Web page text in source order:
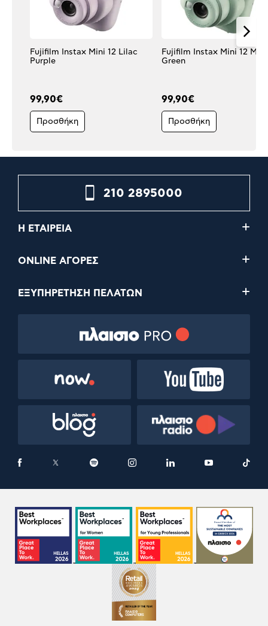
Fujifilm Instax Mini 12 Lilac
Purple
99,90€
Προσθήκη
Fujifilm Instax Mini 12 Mint
Green
99,90€
Προσθήκη
210 2895000
Η ΕΤΑΙΡΕΙΑ
ONLINE ΑΓΟΡΕΣ
ΕΞΥΠΗΡΕΤΗΣΗ ΠΕΛΑΤΩΝ